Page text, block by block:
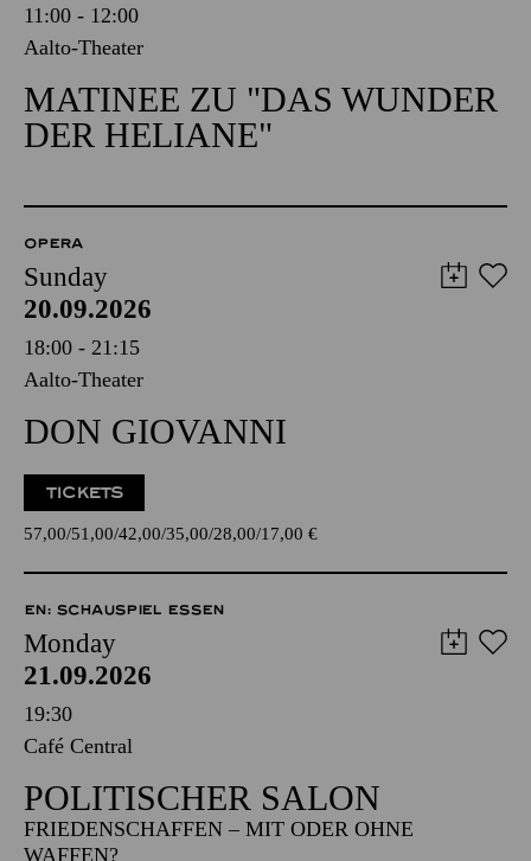
11:00 - 12:00
Aalto-Theater
MATINEE ZU "DAS WUNDER
DER HELIANE"
OPERA
Sunday
20.09.2026
18:00 - 21:15
Aalto-Theater
DON GIOVANNI
TICKETS
57,00 51,00 42,00 35,00 28,00 17,00 €
EN: SCHAUSPIEL ESSEN
Monday
21.09.2026
19:30
Café Central
POLITISCHER SALON
FRIEDENSCHAFFEN – MIT ODER OHNE
WAFFEN?